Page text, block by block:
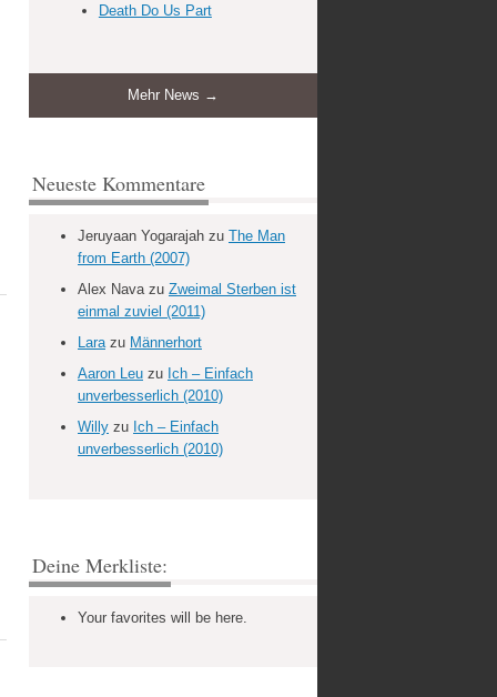
Death Do Us Part
Mehr News →
Neueste Kommentare
Jeruyaan Yogarajah zu The Man
from Earth (2007)
Alex Navazu Zweimal Sterben ist
einmal zuviel (2011)
Larazu Männerhort
Aaron Leu zu Ich – Einfach
unverbesserlich (2010)
Willy zu Ich – Einfach
unverbesserlich (2010)
Deine Merkliste:
Your favorites will be here.